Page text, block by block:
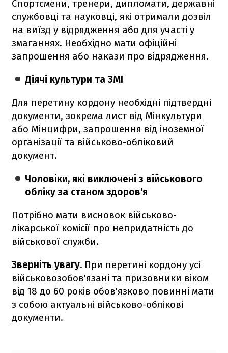
Спортсмени, тренери, дипломати, державні
службовці та науковці, які отримали дозвіл
на виїзд у відрядження або для участі у
змаганнях. Необхідно мати офіційні
запрошення або накази про відрядження.
Діячі культури та ЗМІ
Для перетину кордону необхідні підтвердні
документи, зокрема лист від Мінкультури
або Мінцифри, запрошення від іноземної
організації та військово-обліковий
документ.
Чоловіки, які виключені з військового
обліку за станом здоров'я
Потрібно мати висновок військово-
лікарської комісії про непридатність до
військової служби.
Зверніть увагу. При перетині кордону усі
військовозобов'язані та призовники віком
від 18 до 60 років обов'язково повинні мати
з собою актуальні військово-облікові
документи.